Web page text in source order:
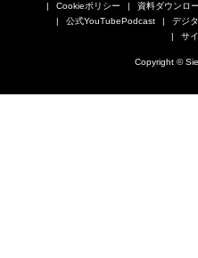
Cookieポリシー
資料ダウンロ
公式YouTubePodcast
デジ
サ
Copyright ©